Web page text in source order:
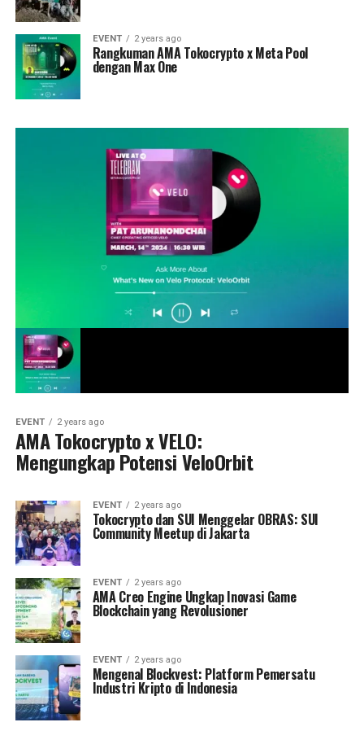
EVENT 2 years ago
Rangkuman AMA Tokocrypto x Meta Pool
dengan Max One
EVENT 2 years ago
AMA Tokocrypto x VELO:
Mengungkap Potensi VeloOrbit
EVENT 2 years ago
Tokocrypto dan SUI Menggelar OBRAS: SUI
Community Meetup di Jakarta
EVENT 2 years ago
AMA Creo Engine Ungkap Inovasi Game
Blockchain yang Revolusioner
EVENT 2 years ago
Mengenal Blockvest: Platform Pemersatu
Industri Kripto di Indonesia